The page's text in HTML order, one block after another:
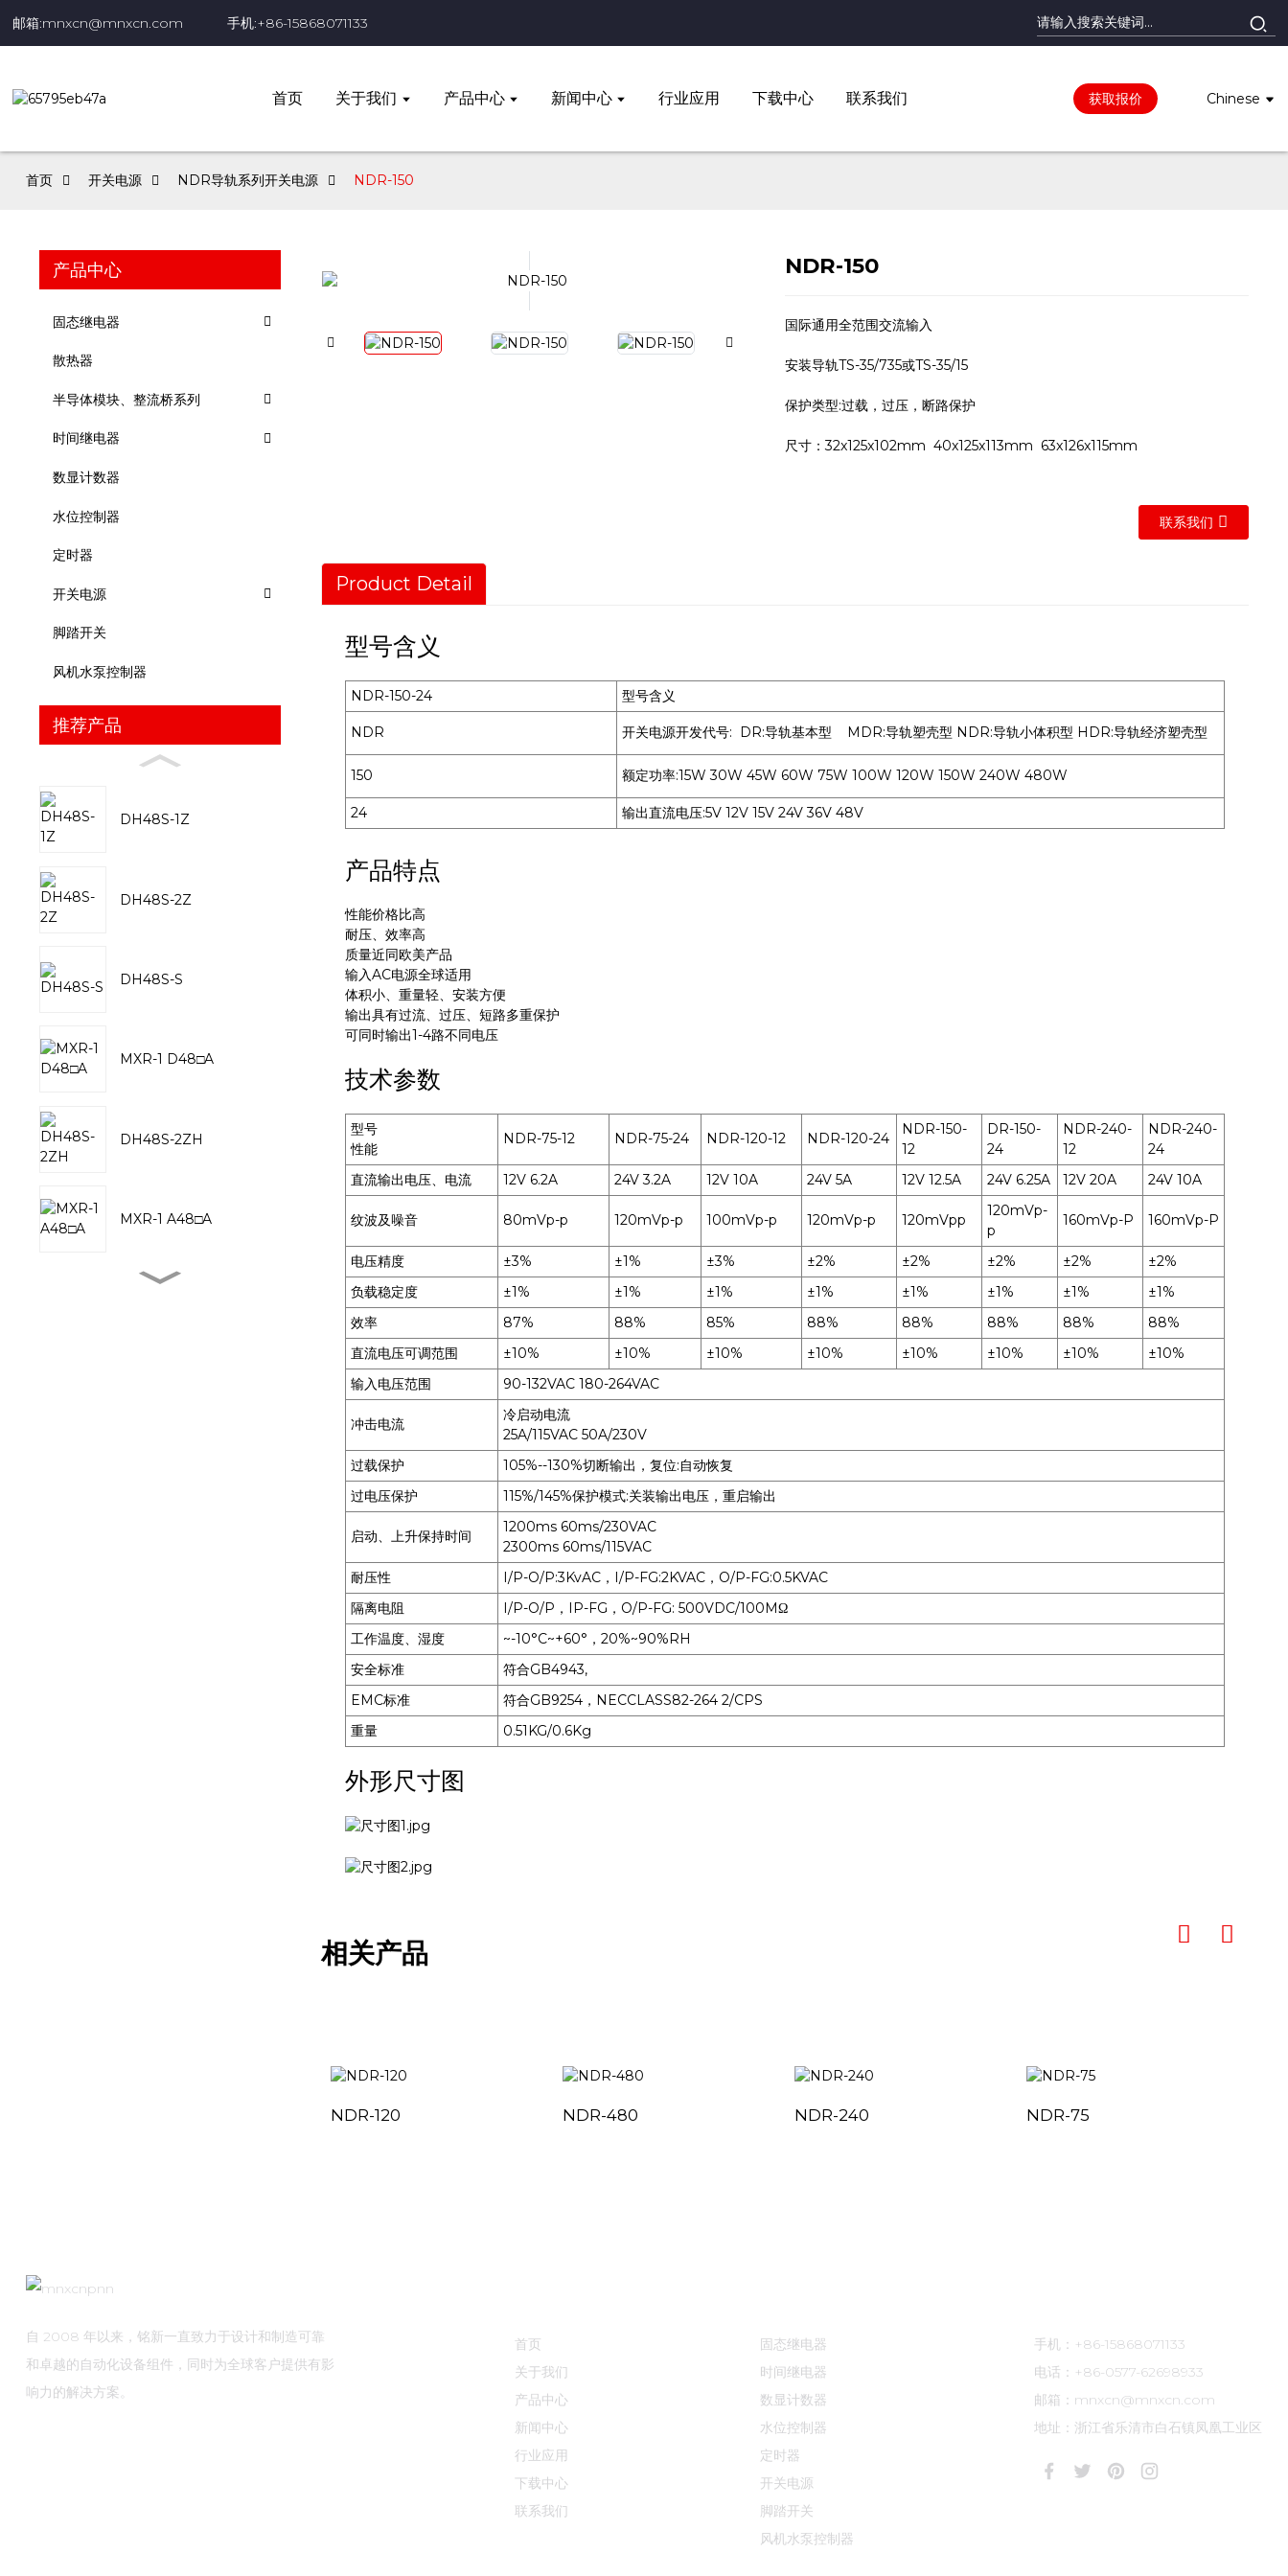
邮箱:mnxcn@mnxcn.com 手机:+86-15868071133
首页 关于我们 产品中心 新闻中心 行业应用 下载中心 联系我们 获取报价 Chinese
首页 开关电源 NDR导轨系列开关电源 NDR-150
产品中心
固态继电器
散热器
半导体模块、整流桥系列
时间继电器
数显计数器
水位控制器
定时器
开关电源
脚踏开关
风机水泵控制器
推荐产品
DH48S-1Z
DH48S-2Z
DH48S-S
MXR-1 D48□A
DH48S-2ZH
MXR-1 A48□A
NDR-150
国际通用全范围交流输入
安装导轨TS-35/735或TS-35/15
保护类型:过载，过压，断路保护
尺寸：32x125x102mm 40x125x113mm 63x126x115mm
联系我们
Product Detail
型号含义
NDR-150-24 型号含义
NDR 开关电源开发代号: DR:导轨基本型 MDR:导轨塑壳型 NDR:导轨小体积型 HDR:导轨经济塑壳型
150 额定功率:15W 30W 45W 60W 75W 100W 120W 150W 240W 480W
24 输出直流电压:5V 12V 15V 24V 36V 48V
产品特点
性能价格比高
耐压、效率高
质量近同欧美产品
输入AC电源全球适用
体积小、重量轻、安装方便
输出具有过流、过压、短路多重保护
可同时输出1-4路不同电压
技术参数
型号
性能
NDR-75-12 NDR-75-24 NDR-120-12 NDR-120-24
NDR-150-
12
DR-150-
24
NDR-240-
12
NDR-240-
24
直流输出电压、电流
12V 6.2A 24V 3.2A 12V 10A 24V 5A 12V 12.5A 24V 6.25A 12V 20A 24V 10A
纹波及噪音 80mVp-p 120mVp-p 100mVp-p 120mVp-p 120mVpp
120mVp-
p
160mVp-P 160mVp-P
电压精度 ±3% ±1% ±3% ±2% ±2% ±2% ±2%
±2%
负载稳定度
±1% ±1% ±1% ±1% ±1% ±1% ±1%
±1%
效率
87% 88% 85% 88% 88% 88% 88%
88%
直流电压可调范围
±10% ±10% ±10% ±10% ±10% ±10% ±10%
±10%
输入电压范围
90-132VAC 180-264VAC
冲击电流
冷启动电流
25A/115VAC 50A/230V
过载保护
105%--130%切断输出，复位:自动恢复
过电压保护
115%/145%保护模式:关装输出电压，重启输出
启动、上升保持时间
1200ms 60ms/230VAC
2300ms 60ms/115VAC
耐压性
I/P-O/P:3KvAC，I/P-FG:2KVAC，O/P-FG:0.5KVAC
隔离电阻
I/P-O/P，IP-FG，O/P-FG: 500VDC/100MΩ
工作温度、湿度
~-10°C~+60°，20%~90%RH
安全标准
符合GB4943,
EMC标准
符合GB9254，NECCLASS82-264 2/CPS
重量
0.51KG/0.6Kg
外形尺寸图
相关产品
NDR-120 NDR-480 NDR-240 NDR-75
自 2008 年以来，铭新一直致力于设计和制造可靠
和卓越的自动化设备组件，同时为全球客户提供有影
响力的解决方案。
首页
关于我们
产品中心
新闻中心
行业应用
下载中心
联系我们
固态继电器
时间继电器
数显计数器
水位控制器
定时器
开关电源
脚踏开关
风机水泵控制器
手机：+86-15868071133
电话：+86-0577-62698933
邮箱：mnxcn@mnxcn.com
地址：浙江省乐清市白石镇凤凰工业区